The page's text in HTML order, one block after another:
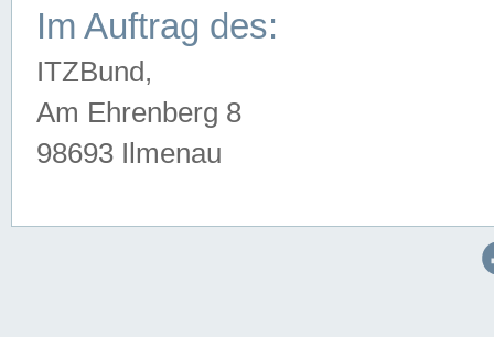
Im Auftrag des:
ITZBund,
Am Ehrenberg 8
98693 Ilmenau